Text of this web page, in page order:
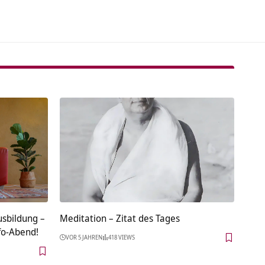
–
Abend!
Meditation – Zitat des Tages
VOR 5 JAHREN 418 VIEWS